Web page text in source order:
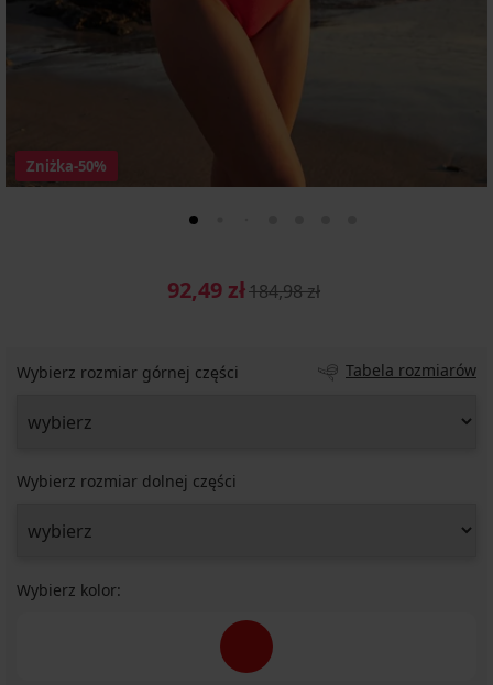
Zniżka-50%
92,49 zł184,98 zł
Wybierz rozmiar górnej części Tabela rozmiarów
Wybierz rozmiar dolnej części
Wybierz kolor: